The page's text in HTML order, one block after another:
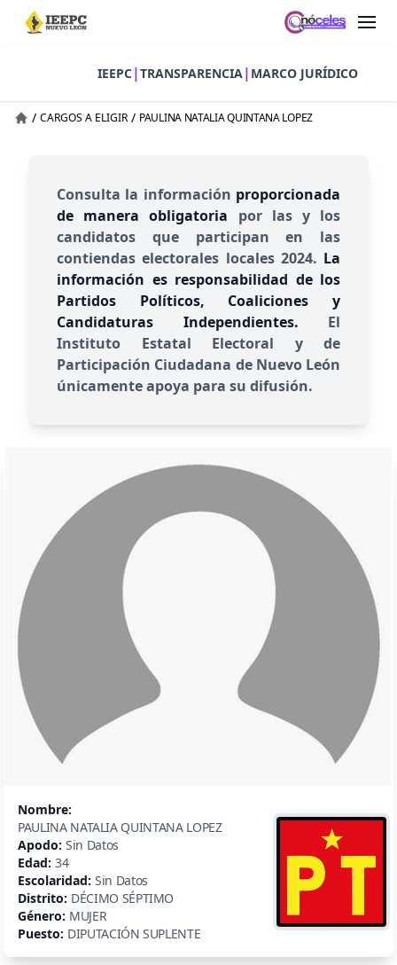
IEEPC|TRANSPARENCIA| MARCO JURÍDICO
/ CARGOS A ELIGIR / PAULINA NATALIA QUINTANA LOPEZ
Consulta la información proporcionada
de manera obligatoria por las y los
candidatos que participan en las
contiendas electorales locales 2024. La
información es responsabilidad de los
Partidos Políticos, Coaliciones y
Candidaturas Independientes. El
Instituto Estatal Electoral y de
Participación Ciudadana de Nuevo León
únicamente apoya para su difusión.
Nombre:
PAULINA NATALIA QUINTANA LOPEZ
Apodo: Sin Datos
Edad: 34
Escolaridad: Sin Datos
Distrito: DÉCIMO SÉPTIMO
Género: MUJER
Puesto: DIPUTACIÓN SUPLENTE